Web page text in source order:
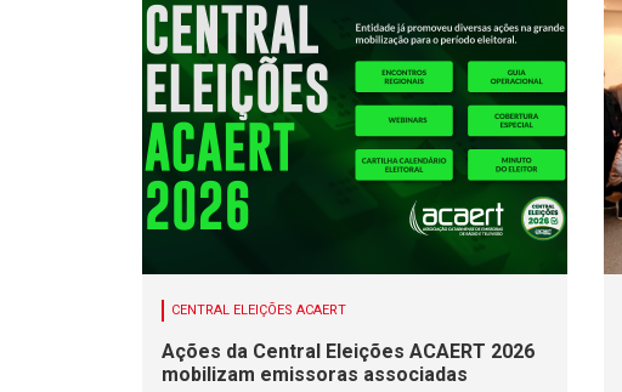
CENTRAL ELEIÇÕES ACAERT
Ações da Central Eleições ACAERT 2026
mobilizam emissoras associadas